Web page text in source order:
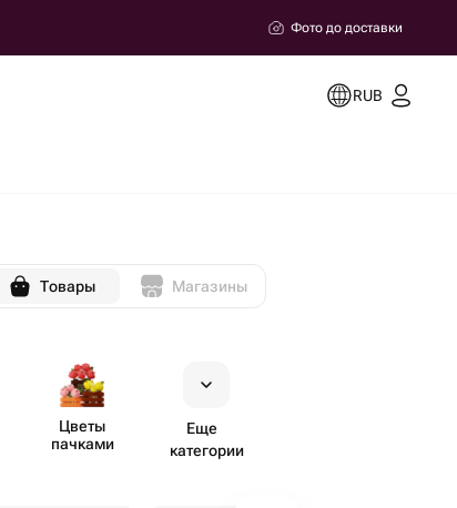
Фото до доставки
RUB
Товары Магазины
Цветы
пачками
Еще
категории